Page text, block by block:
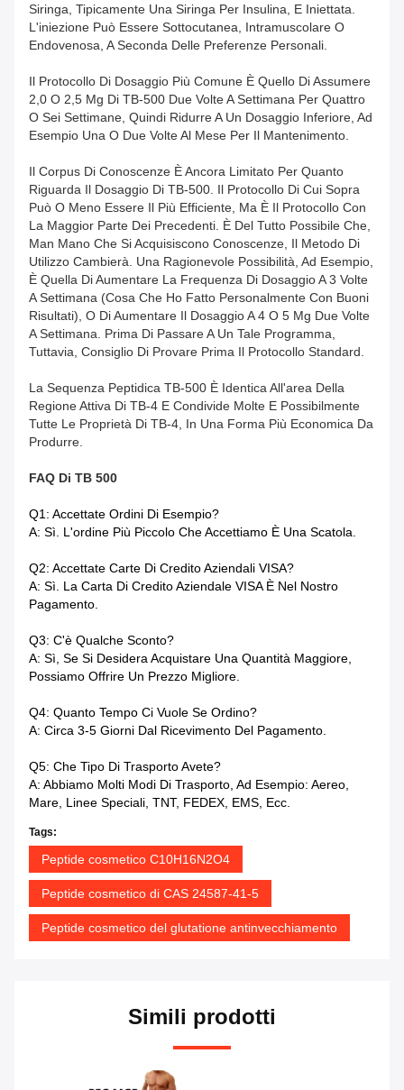
Siringa, Tipicamente Una Siringa Per Insulina, E Iniettata.
L'iniezione Può Essere Sottocutanea, Intramuscolare O
Endovenosa, A Seconda Delle Preferenze Personali.
Il Protocollo Di Dosaggio Più Comune È Quello Di Assumere
2,0 O 2,5 Mg Di TB-500 Due Volte A Settimana Per Quattro
O Sei Settimane, Quindi Ridurre A Un Dosaggio Inferiore, Ad
Esempio Una O Due Volte Al Mese Per Il Mantenimento.
Il Corpus Di Conoscenze È Ancora Limitato Per Quanto
Riguarda Il Dosaggio Di TB-500. Il Protocollo Di Cui Sopra
Può O Meno Essere Il Più Efficiente, Ma È Il Protocollo Con
La Maggior Parte Dei Precedenti. È Del Tutto Possibile Che,
Man Mano Che Si Acquisiscono Conoscenze, Il Metodo Di
Utilizzo Cambierà. Una Ragionevole Possibilità, Ad Esempio,
È Quella Di Aumentare La Frequenza Di Dosaggio A 3 Volte
A Settimana (cosa Che Ho Fatto Personalmente Con Buoni
Risultati), O Di Aumentare Il Dosaggio A 4 O 5 Mg Due Volte
A Settimana. Prima Di Passare A Un Tale Programma,
Tuttavia, Consiglio Di Provare Prima Il Protocollo Standard.
La Sequenza Peptidica TB-500 È Identica All'area Della
Regione Attiva Di TB-4 E Condivide Molte E Possibilmente
Tutte Le Proprietà Di TB-4, In Una Forma Più Economica Da
Produrre.
FAQ Di TB 500
Q1: Accettate Ordini Di Esempio?
A: Sì. L'ordine Più Piccolo Che Accettiamo È Una Scatola.
Q2: Accettate Carte Di Credito Aziendali VISA?
A: Sì. La Carta Di Credito Aziendale VISA È Nel Nostro
Pagamento.
Q3: C'è Qualche Sconto?
A: Sì, Se Si Desidera Acquistare Una Quantità Maggiore,
Possiamo Offrire Un Prezzo Migliore.
Q4: Quanto Tempo Ci Vuole Se Ordino?
A: Circa 3-5 Giorni Dal Ricevimento Del Pagamento.
Q5: Che Tipo Di Trasporto Avete?
A: Abbiamo Molti Modi Di Trasporto, Ad Esempio: Aereo,
Mare, Linee Speciali, TNT, FEDEX, EMS, Ecc.
Tags:
Peptide cosmetico C10H16N2O4
Peptide cosmetico di CAS 24587-41-5
Peptide cosmetico del glutatione antinvecchiamento
Simili prodotti